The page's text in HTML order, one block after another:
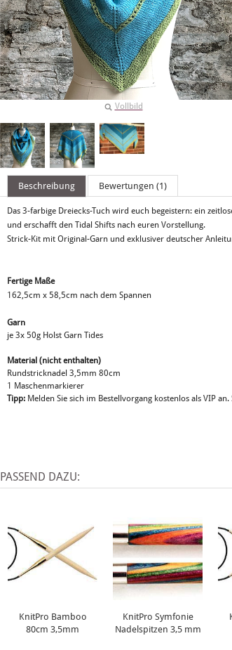
Vollbild
Beschreibung Bewertungen (1)
Das 3-farbige Dreiecks-Tuch wird euch begeistern: ein
und erschafft den Tidal Shifts nach euren Vorstellung.
Strick-Kit mit Original-Garn und exklusiver deutscher
Fertige Maße
162,5cm x 58,5cm nach dem Spannen
Garn
je 3x 50g Holst Garn Tides
Material (nicht enthalten)
Rundstricknadel 3,5mm 80cm
1 Maschenmarkierer
Tipp: Melden Sie sich im Bestellvorgang kostenlos als VIP
PASSEND DAZU:
KnitPro Bamboo
80cm 3,5mm
KnitPro Symfonie
Nadelspitzen 3,5 mm